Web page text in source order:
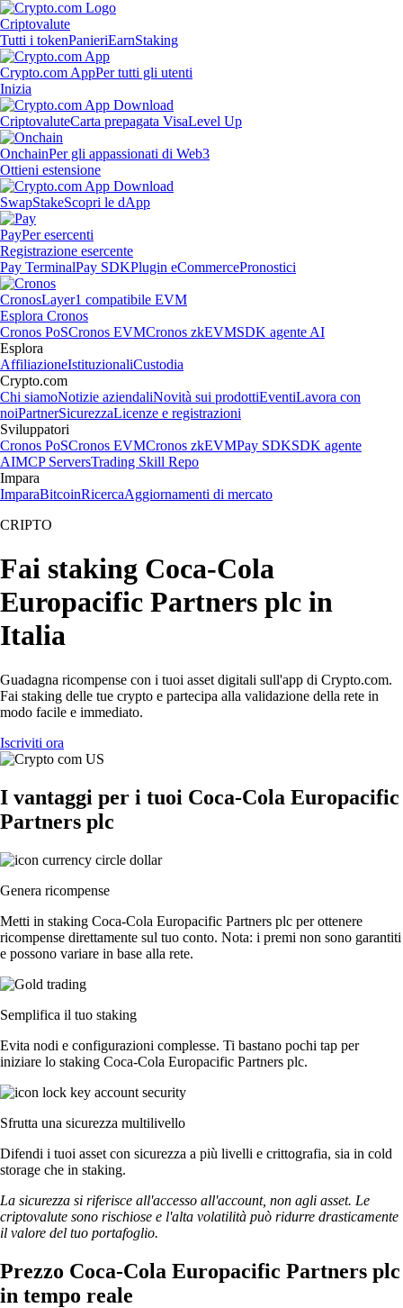
Criptovalute
Tutti i tokenPanieriEarnStaking
Crypto.com AppPer tutti gli utenti
Inizia
CriptovaluteCarta prepagata VisaLevel Up
OnchainPer gli appassionati di Web3
Ottieni estensione
SwapStakeScopri le dApp
PayPer esercenti
Registrazione esercente
Pay TerminalPay SDKPlugin eCommercePronostici
CronosLayer1 compatibile EVM
Esplora Cronos
Cronos PoSCronos EVMCronos zkEVMSDK agente AI
Esplora
AffiliazioneIstituzionaliCustodia
Crypto.com
Chi siamoNotizie aziendaliNovità sui prodottiEventiLavora con
noiPartnerSicurezzaLicenze e registrazioni
Sviluppatori
Cronos PoSCronos EVMCronos zkEVMPay SDKSDK agente
AIMCP ServersTrading Skill Repo
Impara
ImparaBitcoinRicercaAggiornamenti di mercato
CRIPTO
Fai staking Coca-Cola
Europacific Partners plc in
Italia
Guadagna ricompense con i tuoi asset digitali sull'app di Crypto.com.
Fai staking delle tue crypto e partecipa alla validazione della rete in
modo facile e immediato.
Iscriviti ora
I vantaggi per i tuoi Coca-Cola Europacific
Partners plc
Genera ricompense
Metti in staking Coca-Cola Europacific Partners plc per ottenere
ricompense direttamente sul tuo conto. Nota: i premi non sono garantiti
e possono variare in base alla rete.
Semplifica il tuo staking
Evita nodi e configurazioni complesse. Ti bastano pochi tap per
iniziare lo staking Coca-Cola Europacific Partners plc.
Sfrutta una sicurezza multilivello
Difendi i tuoi asset con sicurezza a più livelli e crittografia, sia in cold
storage che in staking.
La sicurezza si riferisce all'accesso all'account, non agli asset. Le
criptovalute sono rischiose e l'alta volatilità può ridurre drasticamente
il valore del tuo portafoglio.
Prezzo Coca-Cola Europacific Partners plc
in tempo reale